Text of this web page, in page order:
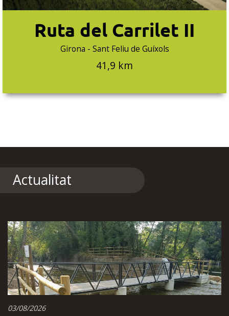
Ruta del Carrilet II
Girona - Sant Feliu de Guíxols
41,9 km
Actualitat
03/08/2026